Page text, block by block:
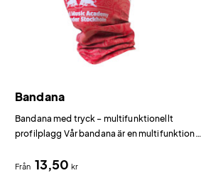
Bandana
Bandana med tryck – multifunktionellt
profilplagg Vår bandana är en multifunktionell
pannband, hårsnodd, balaklava eller
Från 13,50kr